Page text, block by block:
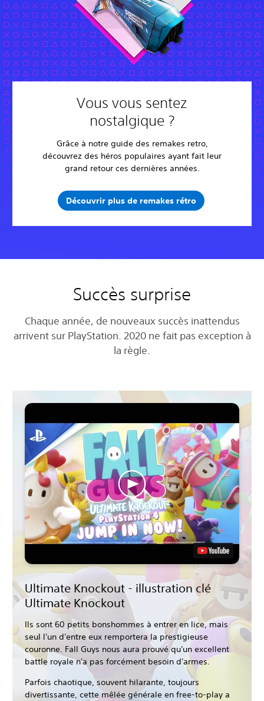
Vous vous sentez
nostalgique ?
Grâce à notre guide des remakes retro,
découvrez des héros populaires ayant fait leur
grand retour ces dernières années.
Découvrir plus de remakes rétro
Succès surprise
Chaque année, de nouveaux succès inattendus
arrivent sur PlayStation. 2020 ne fait pas exception à
la règle.
Ultimate Knockout - illustration clé
Ultimate Knockout
Ils sont 60 petits bonshommes à entrer en lice, mais
seul l'un d'entre eux remportera la prestigieuse
couronne. Fall Guys nous aura prouvé qu'un excellent
battle royale n'a pas forcément besoin d'armes.
Parfois chaotique, souvent hilarante, toujours
divertissante, cette mêlée générale en free-to-play a